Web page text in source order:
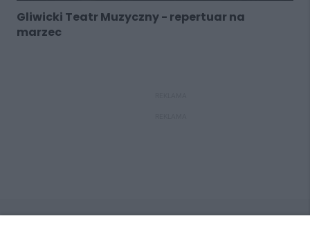
Gliwicki Teatr Muzyczny - repertuar na
marzec